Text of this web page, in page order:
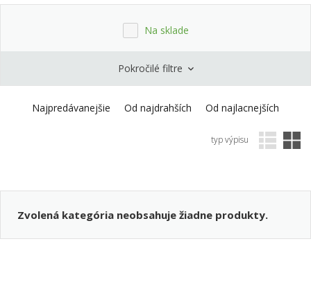
Na sklade
Pokročilé filtre
Najpredávanejšie Od najdrahších Od najlacnejších
typ výpisu
Zvolená kategória neobsahuje žiadne produkty.